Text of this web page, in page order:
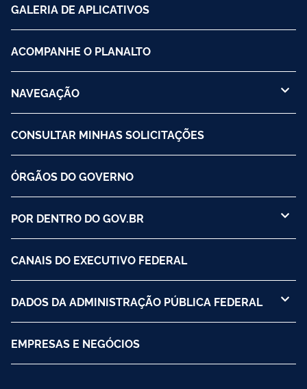
GALERIA DE APLICATIVOS
ACOMPANHE O PLANALTO
NAVEGAÇÃO
CONSULTAR MINHAS SOLICITAÇÕES
ÓRGÃOS DO GOVERNO
POR DENTRO DO GOV.BR
CANAIS DO EXECUTIVO FEDERAL
DADOS DA ADMINISTRAÇÃO PÚBLICA FEDERAL
EMPRESAS E NEGÓCIOS